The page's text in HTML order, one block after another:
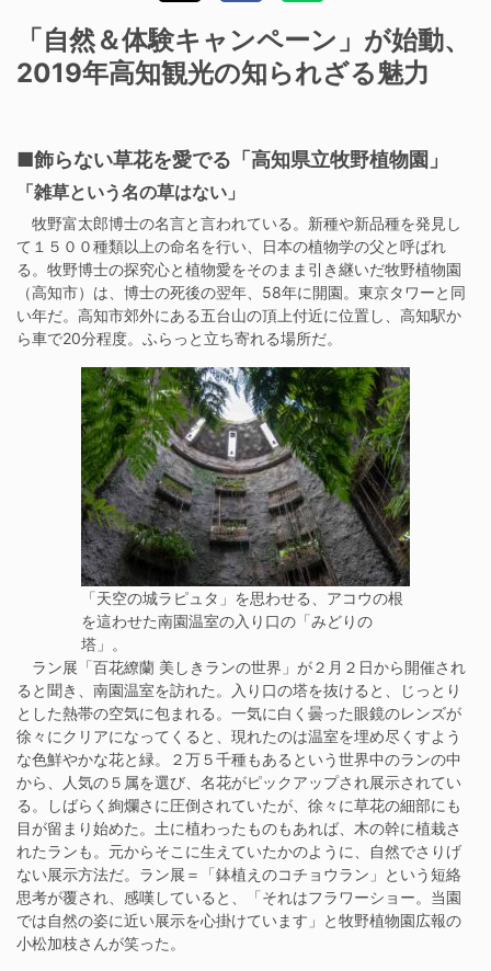
「自然＆体験キャンペーン」が始動、
2019年高知観光の知られざる魅力
■飾らない草花を愛でる「高知県立牧野植物園」
「雑草という名の草はない」
牧野富太郎博士の名言と言われている。新種や新品種を発見し
て１５００種類以上の命名を行い、日本の植物学の父と呼ばれ
る。牧野博士の探究心と植物愛をそのまま引き継いだ牧野植物園
（高知市）は、博士の死後の翌年、58年に開園。東京タワーと同
い年だ。高知市郊外にある五台山の頂上付近に位置し、高知駅か
ら車で20分程度。ふらっと立ち寄れる場所だ。
「天空の城ラピュタ」を思わせる、アコウの根
を這わせた南園温室の入り口の「みどりの
塔」。
ラン展「百花繚蘭 美しきランの世界」が２月２日から開催され
ると聞き、南園温室を訪れた。入り口の塔を抜けると、じっとり
とした熱帯の空気に包まれる。一気に白く曇った眼鏡のレンズが
徐々にクリアになってくると、現れたのは温室を埋め尽くすよう
な色鮮やかな花と緑。２万５千種もあるという世界中のランの中
から、人気の５属を選び、名花がピックアップされ展示されてい
る。しばらく絢爛さに圧倒されていたが、徐々に草花の細部にも
目が留まり始めた。土に植わったものもあれば、木の幹に植栽さ
れたランも。元からそこに生えていたかのように、自然でさりげ
ない展示方法だ。ラン展＝「鉢植えのコチョウラン」という短絡
思考が覆され、感嘆していると、「それはフラワーショー。当園
では自然の姿に近い展示を心掛けています」と牧野植物園広報の
小松加枝さんが笑った。